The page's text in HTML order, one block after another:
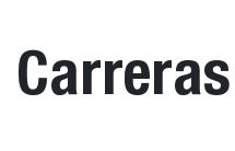
Carreras